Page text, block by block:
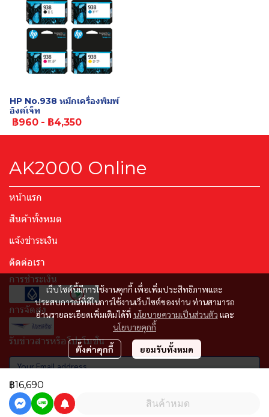
HP No.938 หมึกเครื่องพิมพ์
อิงค์เจ็ท
฿960 - ฿4,350
฿16,690
สินค้าหมด
เว็บไซต์นี้มีการใช้งานคุกกี้ เพื่อเพิ่มประสิทธิภาพและ
ประสบการณ์ที่ดีในการใช้งานเว็บไซต์ของท่าน ท่านสามารถ
อ่านรายละเอียดเพิ่มเติมได้ที่ นโยบายความเป็นส่วนตัว และ
นโยบายคุกกี้
ตั้งค่าคุกกี้ ยอมรับทั้งหมด
AK2000 Online
หน้าแรก
สินค้าทั้งหมด
แจ้งชำระเงิน
ติดต่อเรา
การชำระเงิน
การจัดส่ง
รับข่าวสารหรือโปรโมชั่น
รับข่าวสาร